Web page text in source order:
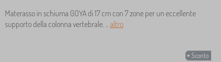
Materasso in schiuma GOYA di 17 cm con 7 zone per un eccellente
supporto della colonna vertebrale. .. altro
Sconto